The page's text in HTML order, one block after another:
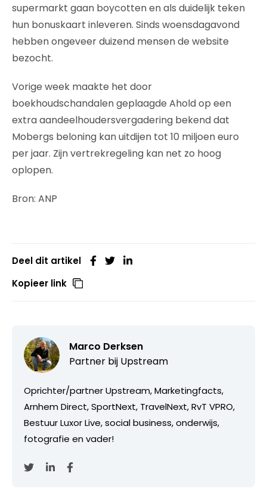
supermarkt gaan boycotten en als duidelijk teken
hun bonuskaart inleveren. Sinds woensdagavond
hebben ongeveer duizend mensen de website
bezocht.
Vorige week maakte het door
boekhoudschandalen geplaagde Ahold op een
extra aandeelhoudersvergadering bekend dat
Mobergs beloning kan uitdijen tot 10 miljoen euro
per jaar. Zijn vertrekregeling kan net zo hoog
oplopen.
Bron: ANP
Deel dit artikel
Kopieer link
Marco Derksen
Partner bij Upstream
Oprichter/partner Upstream, Marketingfacts,
Arnhem Direct, SportNext, TravelNext, RvT VPRO,
Bestuur Luxor Live, social business, onderwijs,
fotografie en vader!